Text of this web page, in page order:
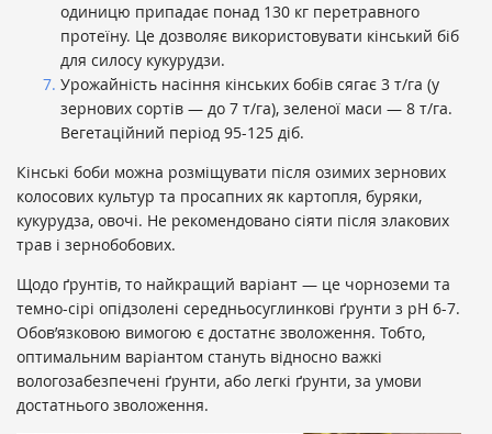
одиницю припадає понад 130 кг перетравного
протеїну. Це дозволяє використовувати кінський біб
для силосу кукурудзи.
Урожайність насіння кінських бобів сягає 3 т/га (у
зернових сортів — до 7 т/га), зеленої маси — 8 т/га.
Вегетаційний період 95-125 діб.
Кінські боби можна розміщувати після озимих зернових
колосових культур та просапних як картопля, буряки,
кукурудза, овочі. Не рекомендовано сіяти після злакових
трав і зернобобових.
Щодо ґрунтів, то найкращий варіант — це чорноземи та
темно-сірі опідзолені середньосуглинкові ґрунти з pH 6-7.
Обов’язковою вимогою є достатнє зволоження. Тобто,
оптимальним варіантом стануть відносно важкі
вологозабезпечені ґрунти, або легкі ґрунти, за умови
достатнього зволоження.